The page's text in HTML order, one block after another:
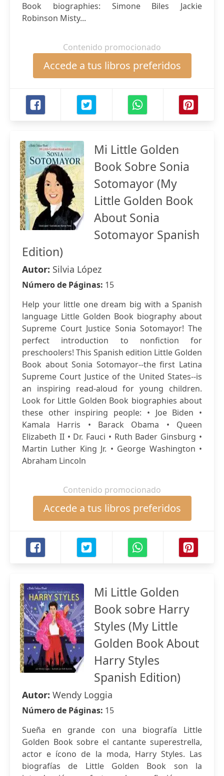
Book biographies: Simone Biles Jackie
Robinson Misty...
Contenido promocionado
Accede a tus libros preferidos
Mi Little Golden
Book Sobre Sonia
Sotomayor (My
Little Golden Book
About Sonia
Sotomayor Spanish
Edition)
Autor: Silvia López
Número de Páginas: 15
Help your little one dream big with a Spanish
language Little Golden Book biography about
Supreme Court Justice Sonia Sotomayor! The
perfect introduction to nonfiction for
preschoolers! This Spanish edition Little Golden
Book about Sonia Sotomayor--the first Latina
Supreme Court Justice of the United States--is
an inspiring read-aloud for young children.
Look for Little Golden Book biographies about
these other inspiring people: • Joe Biden •
Kamala Harris • Barack Obama • Queen
Elizabeth II • Dr. Fauci • Ruth Bader Ginsburg •
Martin Luther King Jr. • George Washington •
Abraham Lincoln
Contenido promocionado
Accede a tus libros preferidos
Mi Little Golden
Book sobre Harry
Styles (My Little
Golden Book About
Harry Styles
Spanish Edition)
Autor: Wendy Loggia
Número de Páginas: 15
Sueña en grande con una biografía Little
Golden Book sobre el cantante superestrella,
actor e ícono de la moda, Harry Styles. Las
biografías de Little Golden Book son la